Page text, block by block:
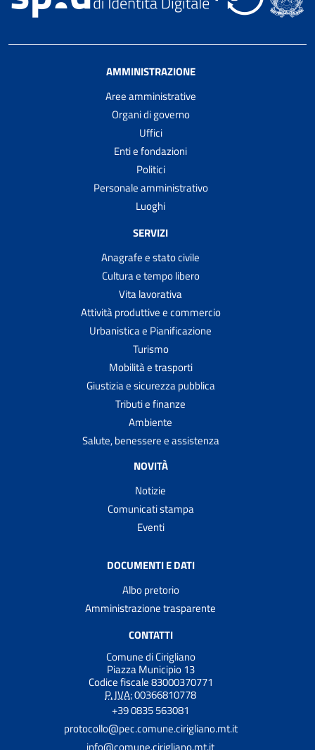
AMMINISTRAZIONE
Aree amministrative
Organi di governo
Uffici
Enti e fondazioni
Politici
Personale amministrativo
Luoghi
SERVIZI
Anagrafe e stato civile
Cultura e tempo libero
Vita lavorativa
Attività produttive e commercio
Urbanistica e Pianificazione
Turismo
Mobilità e trasporti
Giustizia e sicurezza pubblica
Tributi e finanze
Ambiente
Salute, benessere e assistenza
NOVITÀ
Notizie
Comunicati stampa
Eventi
DOCUMENTI E DATI
Albo pretorio
Amministrazione trasparente
CONTATTI
Comune di Cirigliano
Piazza Municipio 13
Codice fiscale 83000370771
P. IVA:00366810778
+39 0835 563081
protocollo@pec.comune.cirigliano.mt.it
info@comune.cirigliano.mt.it